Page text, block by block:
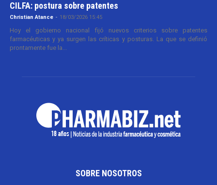
CILFA: postura sobre patentes
Christian Atance - 18/03/2026 15:45
Hoy el gobierno nacional fijó nuevos criterios sobre patentes
farmacéuticas y ya surgen las críticas y posturas. La que se definió
prontamente fue la...
SOBRE NOSOTROS